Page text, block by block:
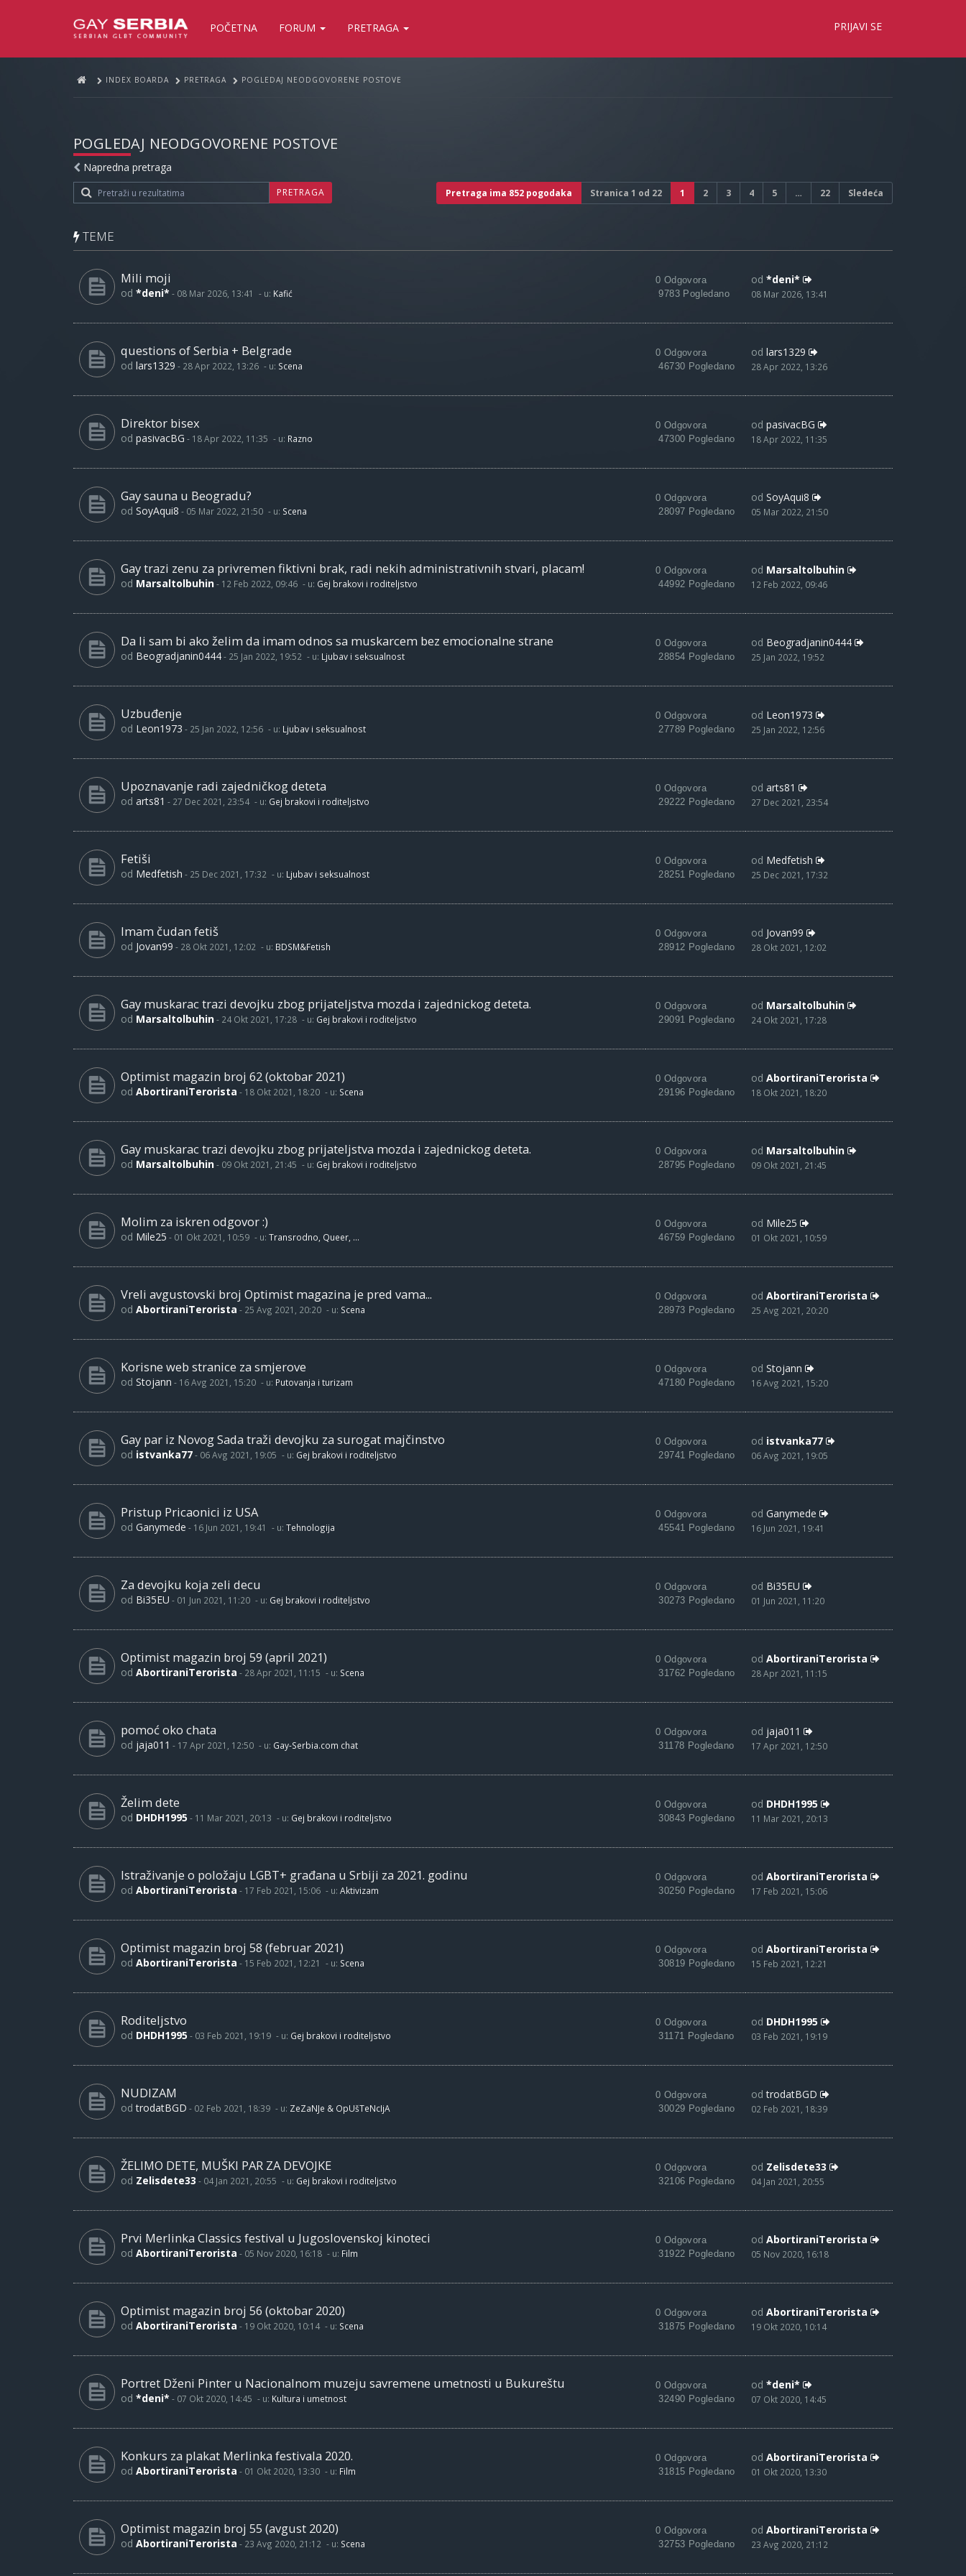
POČETNA FORUM PRETRAGA PRIJAVI SE
INDEX BOARDA PRETRAGA POGLEDAJ NEODGOVORENE POSTOVE
POGLEDAJ NEODGOVORENE POSTOVE
Napredna pretraga
PRETRAGA Pretraga ima 852 pogodaka Stranica 1 od 22 1 2 3 4 5 … 22 Sledeća
TEME
Mili moji
od *deni* - 08 Mar 2026, 13:41 - u: Kafić
0 Odgovora
9783 Pogledano
od *deni*
08 Mar 2026, 13:41
questions of Serbia + Belgrade
od lars1329 - 28 Apr 2022, 13:26 - u: Scena
0 Odgovora
46730 Pogledano
od lars1329
28 Apr 2022, 13:26
Direktor bisex
od pasivacBG - 18 Apr 2022, 11:35 - u: Razno
0 Odgovora
47300 Pogledano
od pasivacBG
18 Apr 2022, 11:35
Gay sauna u Beogradu?
od SoyAqui8 - 05 Mar 2022, 21:50 - u: Scena
0 Odgovora
28097 Pogledano
od SoyAqui8
05 Mar 2022, 21:50
Gay trazi zenu za privremen fiktivni brak, radi nekih administrativnih stvari, placam!
od Marsaltolbuhin- 12 Feb 2022, 09:46 - u: Gej brakovi i roditeljstvo
0 Odgovora
44992 Pogledano
od Marsaltolbuhin
12 Feb 2022, 09:46
Da li sam bi ako želim da imam odnos sa muskarcem bez emocionalne strane
od Beogradjanin0444- 25 Jan 2022, 19:52 - u: Ljubav i seksualnost
0 Odgovora
28854 Pogledano
od Beogradjanin0444
25 Jan 2022, 19:52
Uzbuđenje
od Leon1973 - 25 Jan 2022, 12:56 - u: Ljubav i seksualnost
0 Odgovora
27789 Pogledano
od Leon1973
25 Jan 2022, 12:56
Upoznavanje radi zajedničkog deteta
od arts81 - 27 Dec 2021, 23:54 - u: Gej brakovi i roditeljstvo
0 Odgovora
29222 Pogledano
od arts81
27 Dec 2021, 23:54
Fetiši
od Medfetish - 25 Dec 2021, 17:32 - u: Ljubav i seksualnost
0 Odgovora
28251 Pogledano
od Medfetish
25 Dec 2021, 17:32
Imam čudan fetiš
od Jovan99 - 28 Okt 2021, 12:02 - u: BDSM&Fetish
0 Odgovora
28912 Pogledano
od Jovan99
28 Okt 2021, 12:02
Gay muskarac trazi devojku zbog prijateljstva mozda i zajednickog deteta.
od Marsaltolbuhin- 24 Okt 2021, 17:28 - u: Gej brakovi i roditeljstvo
0 Odgovora
29091 Pogledano
od Marsaltolbuhin
24 Okt 2021, 17:28
Optimist magazin broj 62 (oktobar 2021)
od AbortiraniTerorista - 18 Okt 2021, 18:20 - u: Scena
0 Odgovora
29196 Pogledano
od AbortiraniTerorista
18 Okt 2021, 18:20
Gay muskarac trazi devojku zbog prijateljstva mozda i zajednickog deteta.
od Marsaltolbuhin- 09 Okt 2021, 21:45 - u: Gej brakovi i roditeljstvo
0 Odgovora
28795 Pogledano
od Marsaltolbuhin
09 Okt 2021, 21:45
Molim za iskren odgovor :)
od Mile25 - 01 Okt 2021, 10:59 - u: Transrodno, Queer, ...
0 Odgovora
46759 Pogledano
od Mile25
01 Okt 2021, 10:59
Vreli avgustovski broj Optimist magazina je pred vama...
od AbortiraniTerorista - 25 Avg 2021, 20:20 - u: Scena
0 Odgovora
28973 Pogledano
od AbortiraniTerorista
25 Avg 2021, 20:20
Korisne web stranice za smjerove
od Stojann - 16 Avg 2021, 15:20 - u: Putovanja i turizam
0 Odgovora
47180 Pogledano
od Stojann
16 Avg 2021, 15:20
Gay par iz Novog Sada traži devojku za surogat majčinstvo
od istvanka77- 06 Avg 2021, 19:05 - u: Gej brakovi i roditeljstvo
0 Odgovora
29741 Pogledano
od istvanka77
06 Avg 2021, 19:05
Pristup Pricaonici iz USA
od Ganymede - 16 Jun 2021, 19:41 - u: Tehnologija
0 Odgovora
45541 Pogledano
od Ganymede
16 Jun 2021, 19:41
Za devojku koja zeli decu
od Bi35EU - 01 Jun 2021, 11:20 - u: Gej brakovi i roditeljstvo
0 Odgovora
30273 Pogledano
od Bi35EU
01 Jun 2021, 11:20
Optimist magazin broj 59 (april 2021)
od AbortiraniTerorista - 28 Apr 2021, 11:15 - u: Scena
0 Odgovora
31762 Pogledano
od AbortiraniTerorista
28 Apr 2021, 11:15
pomoć oko chata
od jaja011 - 17 Apr 2021, 12:50 - u: Gay-Serbia.com chat
0 Odgovora
31178 Pogledano
od jaja011
17 Apr 2021, 12:50
Želim dete
od DHDH1995 - 11 Mar 2021, 20:13 - u: Gej brakovi i roditeljstvo
0 Odgovora
30843 Pogledano
od DHDH1995
11 Mar 2021, 20:13
Istraživanje o položaju LGBT+ građana u Srbiji za 2021. godinu
od AbortiraniTerorista - 17 Feb 2021, 15:06 - u: Aktivizam
0 Odgovora
30250 Pogledano
od AbortiraniTerorista
17 Feb 2021, 15:06
Optimist magazin broj 58 (februar 2021)
od AbortiraniTerorista - 15 Feb 2021, 12:21 - u: Scena
0 Odgovora
30819 Pogledano
od AbortiraniTerorista
15 Feb 2021, 12:21
Roditeljstvo
od DHDH1995 - 03 Feb 2021, 19:19 - u: Gej brakovi i roditeljstvo
0 Odgovora
31171 Pogledano
od DHDH1995
03 Feb 2021, 19:19
NUDIZAM
odtrodatBGD - 02 Feb 2021, 18:39 - u: ZeZaNJe & OpUšTeNcIjA
0 Odgovora
30029 Pogledano
odtrodatBGD
02 Feb 2021, 18:39
ŽELIMO DETE, MUŠKI PAR ZA DEVOJKE
od Zelisdete33 - 04 Jan 2021, 20:55 - u: Gej brakovi i roditeljstvo
0 Odgovora
32106 Pogledano
od Zelisdete33
04 Jan 2021, 20:55
Prvi Merlinka Classics festival u Jugoslovenskoj kinoteci
od AbortiraniTerorista - 05 Nov 2020, 16:18 - u: Film
0 Odgovora
31922 Pogledano
od AbortiraniTerorista
05 Nov 2020, 16:18
Optimist magazin broj 56 (oktobar 2020)
od AbortiraniTerorista - 19 Okt 2020, 10:14 - u: Scena
0 Odgovora
31875 Pogledano
od AbortiraniTerorista
19 Okt 2020, 10:14
Portret Dženi Pinter u Nacionalnom muzeju savremene umetnosti u Bukureštu
od *deni* - 07 Okt 2020, 14:45 - u: Kultura i umetnost
0 Odgovora
32490 Pogledano
od *deni*
07 Okt 2020, 14:45
Konkurs za plakat Merlinka festivala 2020.
od AbortiraniTerorista - 01 Okt 2020, 13:30 - u: Film
0 Odgovora
31815 Pogledano
od AbortiraniTerorista
01 Okt 2020, 13:30
Optimist magazin broj 55 (avgust 2020)
od AbortiraniTerorista - 23 Avg 2020, 21:12 - u: Scena
0 Odgovora
32753 Pogledano
od AbortiraniTerorista
23 Avg 2020, 21:12